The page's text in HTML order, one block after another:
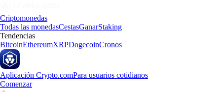
Criptomonedas
Todas las monedasCestasGanarStaking
Tendencias
BitcoinEthereumXRPDogecoinCronos
Aplicación Crypto.comPara usuarios cotidianos
Comenzar